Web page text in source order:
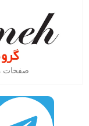
صفحات